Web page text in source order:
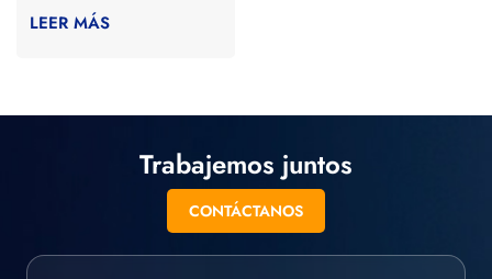
PEEK
LEER MÁS
Trabajemos juntos
CONTÁCTANOS